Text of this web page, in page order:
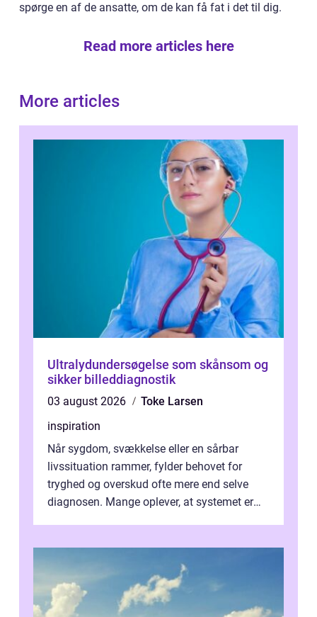
spørge en af de ansatte, om de kan få fat i det til dig.
Read more articles here
More articles
Ultralydundersøgelse som skånsom og
sikker billeddiagnostik
03 august 2026
Toke Larsen
inspiration
Når sygdom, svækkelse eller en sårbar
livssituation rammer, fylder behovet for
tryghed og overskud ofte mere end selve
diagnosen. Mange oplever, at systemet er